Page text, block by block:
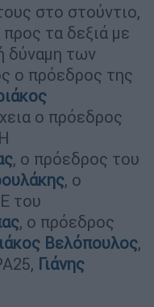
στο στούντιο,
τα δεξιά με
δύναμη των
ο πρόεδρος της
ο πρόεδρος
, ο πρόεδρος του
, ο
του
, ο πρόεδρος
Βελόπουλος,
Γιάνης